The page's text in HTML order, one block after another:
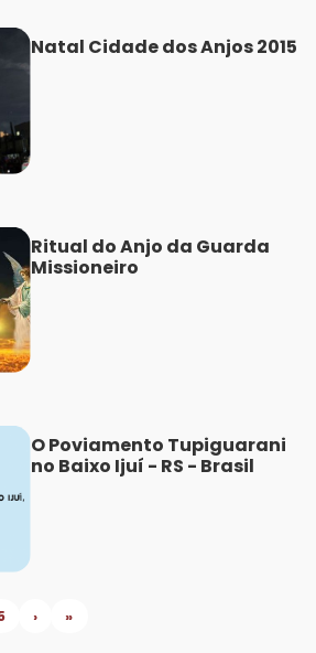
Natal Cidade dos Anjos 2015
Ritual do Anjo da Guarda
Missioneiro
O Poviamento Tupiguarani
no Baixo Ijuí - RS - Brasil
› »